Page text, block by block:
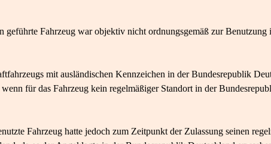
geführte Fahrzeug war objektiv nicht ordnungsgemäß zur
mit ausländischen Kennzeichen in der Bundesrepublik
wenn für das Fahrzeug kein regelmäßiger Standort in der
Fahrzeug hatte jedoch zum Zeitpunkt der Zulassung seinen